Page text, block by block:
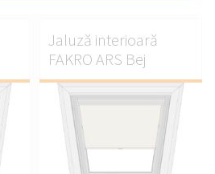
Jaluză interioară
FAKRO ARS Bej